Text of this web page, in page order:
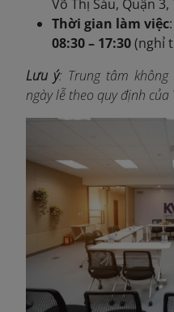
Võ Thị Sáu, Quận
Thời gian làm việc
08:30 – 17:30(nghỉ
Lưu ý: Trung tâm
ngày lễ theo quy định của